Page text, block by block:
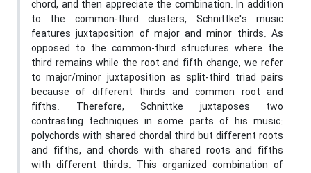
chord, and then appreciate the combination. In addition
to the common-third clusters, Schnittke's music
features juxtaposition of major and minor thirds. As
opposed to the common-third structures where the
third remains while the root and fifth change, we refer
to major/minor juxtaposition as split-third triad pairs
because of different thirds and common root and
fifths. Therefore, Schnittke juxtaposes two
contrasting techniques in some parts of his music:
polychords with shared chordal third but different roots
and fifths, and chords with shared roots and fifths
with different thirds. This organized combination of